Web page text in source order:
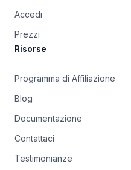
Accedi
Prezzi
Risorse
Programma di Affiliazione
Blog
Documentazione
Contattaci
Testimonianze